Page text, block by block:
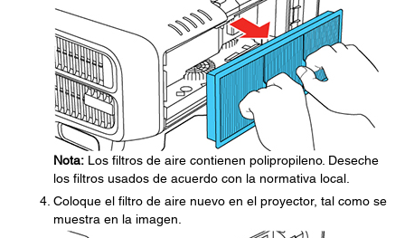
Nota: Los filtros de aire contienen polipropileno. Deseche
los filtros usados de acuerdo con la normativa local.
Coloque el filtro de aire nuevo en el proyector, tal como se
muestra en la imagen.